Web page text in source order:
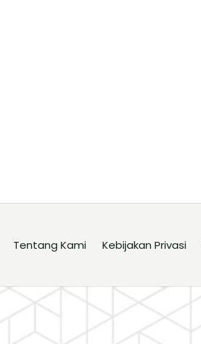
Tentang Kami Kebijakan Privasi